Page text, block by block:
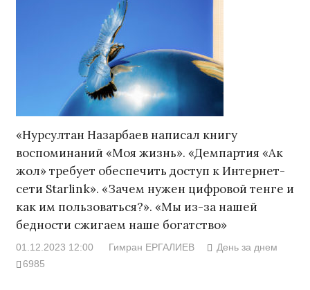
«Нурсултан Назарбаев написал книгу
воспоминаний «Моя жизнь». «Демпартия «Ак
жол» требует обеспечить доступ к Интернет-
сети Starlink». «Зачем нужен цифровой тенге и
как им пользоваться?». «Мы из-за нашей
бедности сжигаем наше богатство»
01.12.2023 12:00 Гимран ЕРГАЛИЕВ
День за днем
6985